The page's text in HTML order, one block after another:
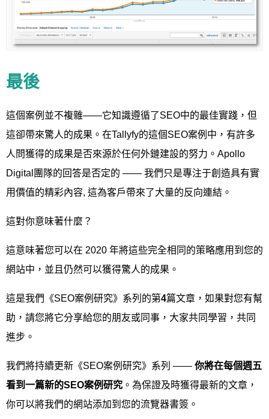
最後
這個案例並不複雜——它知識遵循了SEO中的最佳實踐，但
這卻帶來驚人的成果。在Tallyfy的這個SEO案例中，有許多
人問獲得的成果是否來源於任何外鏈建設的努力。Apollo
Digital團隊的回答是否定的 —— 我們只是專注于創造具有實
用價值的精彩內容, 這為客戶帶來了大量的反向連結。
這對你意味著什麼？
這意味著您可以在 2020 年將這些完全相同的策略應用到您的
網站中，並且仍然可以獲得驚人的成果。
這是我們《SEO案例研究》系列的第4篇文章，如果對您有幫
助，請您將它分享給您的朋友或同事，大家共同學習，共同
進步。
我們將持續更新《SEO案例研究》系列 —— 你將在每個週五
看到一篇新的SEO案例研究 。為保證及時獲得最新的文章，
你可以將我們的網站添加到您的流覽器書簽。